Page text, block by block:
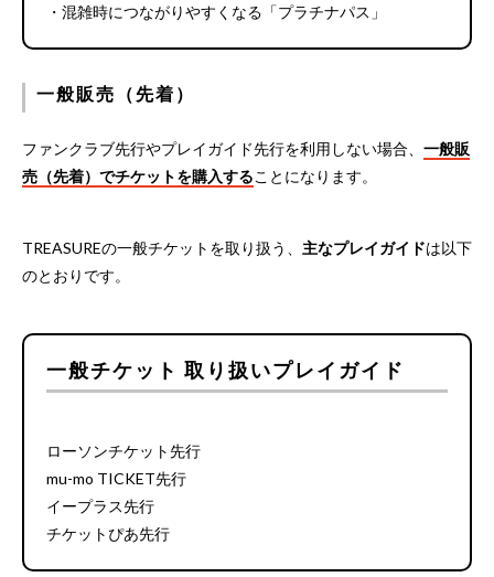
・混雑時につながりやすくなる「プラチナパス」
一般販売（先着）
ファンクラブ先行やプレイガイド先行を利用しない場合、 一般販
売（先着）でチケットを購入することになります。
TREASUREの一般チケットを取り扱う、 主なプレイガイドは以下
のとおりです。
一般チケット 取り扱いプレイガイド
ローソンチケット先行
mu-mo TICKET先行
イープラス先行
チケットぴあ先行